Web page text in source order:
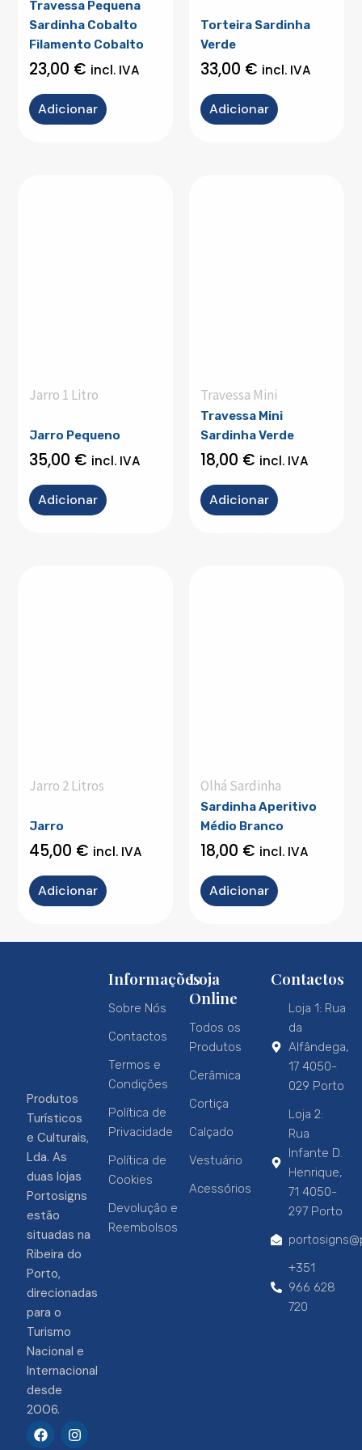
Travessa Pequena
Sardinha Cobalto
Filamento Cobalto
23,00 € incl. IVA
Adicionar
Torteira Sardinha
Verde
33,00 € incl. IVA
Adicionar
Jarro 1 Litro
Jarro Pequeno
35,00 € incl. IVA
Adicionar
Travessa Mini
Travessa Mini
Sardinha Verde
18,00 € incl. IVA
Adicionar
Jarro 2 Litros
Jarro
45,00 € incl. IVA
Adicionar
Olhá Sardinha
Sardinha Aperitivo
Médio Branco
18,00 € incl. IVA
Adicionar
Produtos
Turísticos
e Culturais,
Lda. As
duas lojas
Portosigns
estão
situadas na
Ribeira do
Porto,
direcionadas
para o
Turismo
Nacional e
Internacional
desde
2006.
F
a
I
n
Informações
Sobre Nós
Contactos
Termos e
Condições
Política de
Privacidade
Política de
Cookies
Devolução e
Reembolsos
Loja
Online
Todos os
Produtos
Cerâmica
Cortiça
Calçado
Vestuário
Acessórios
Contactos
Loja 1: Rua
da
Alfândega,
17 4050-
029 Porto
Loja 2:
Rua
Infante D.
Henrique,
71 4050-
297 Porto
+351
966 628
720